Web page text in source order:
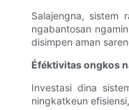
Salajengna, sistem
ngabantosan
disimpen aman
Éféktivitas ongkos
Investasi dina
ningkatkeun